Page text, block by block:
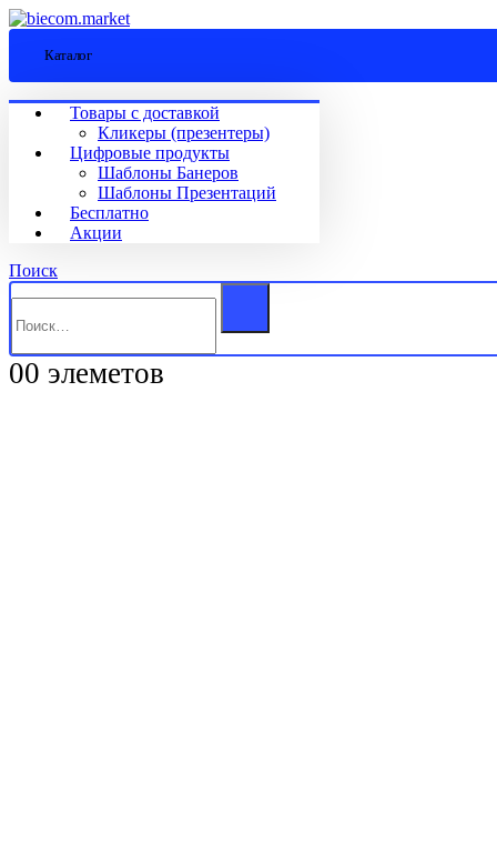
Каталог
Товары с доставкой
Кликеры (презентеры)
Цифровые продукты
Шаблоны Банеров
Шаблоны Презентаций
Бесплатно
Акции
Поиск
00 элеметов